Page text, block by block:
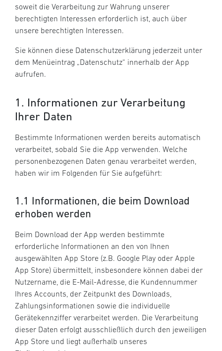
soweit die Verarbeitung zur Wahrung unserer
berechtigten Interessen erforderlich ist, auch über
unsere berechtigten Interessen.
Sie können diese Datenschutzerklärung jederzeit unter
dem Menüeintrag „Datenschutz“ innerhalb der App
aufrufen.
1. Informationen zur Verarbeitung
Ihrer Daten
Bestimmte Informationen werden bereits automatisch
verarbeitet, sobald Sie die App verwenden. Welche
personenbezogenen Daten genau verarbeitet werden,
haben wir im Folgenden für Sie aufgeführt:
1.1 Informationen, die beim Download
erhoben werden
Beim Download der App werden bestimmte
erforderliche Informationen an den von Ihnen
ausgewählten App Store (z.B. Google Play oder Apple
App Store) übermittelt, insbesondere können dabei der
Nutzername, die E-Mail-Adresse, die Kundennummer
Ihres Accounts, der Zeitpunkt des Downloads,
Zahlungsinformationen sowie die individuelle
Gerätekennziffer verarbeitet werden. Die Verarbeitung
dieser Daten erfolgt ausschließlich durch den jeweiligen
App Store und liegt außerhalb unseres